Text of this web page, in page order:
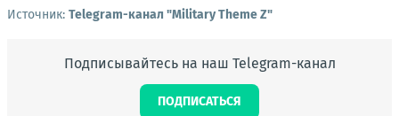
Источник: Telegram-канал "Military Theme Z"
Подписывайтесь на наш Telegram-канал
ПОДПИСАТЬСЯ